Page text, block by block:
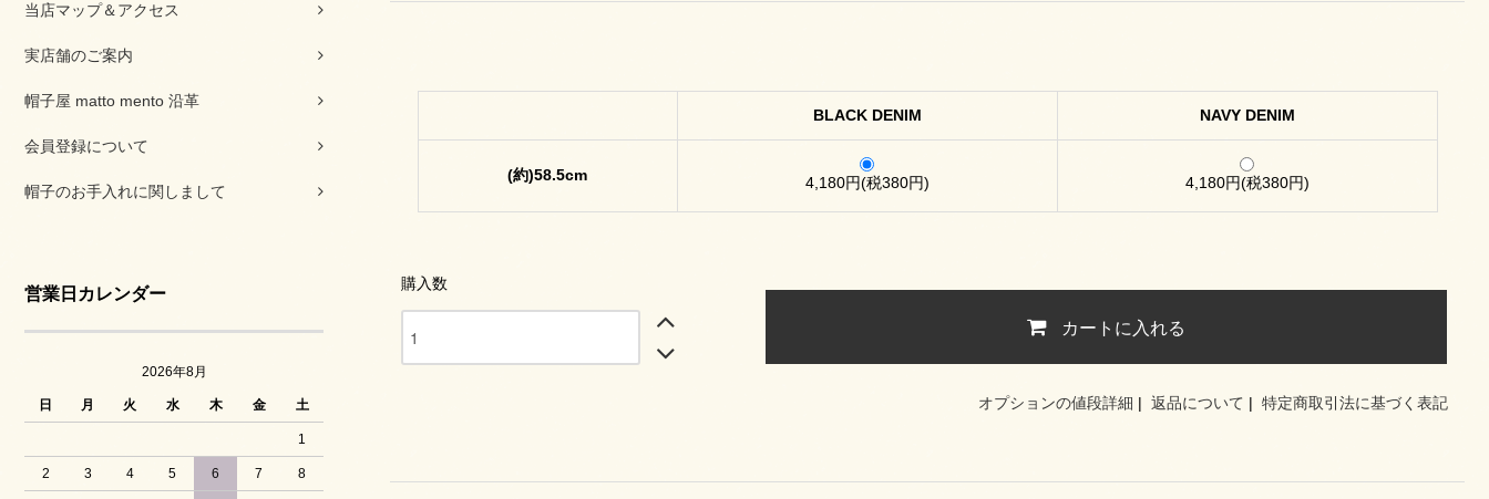
当店マップ＆アクセス
実店舗のご案内
帽子屋 matto mento 沿革
会員登録について
帽子のお手入れに関しまして
営業日カレンダー
2026年8月
日 月 火 水 木 金 土
1
2 3 4 5 6 7 8
BLACK DENIM NAVY DENIM
(約)58.5cm 4,180円(税380円) 4,180円(税380円)
購入数
カートに入れる
オプションの値段詳細 | 返品について | 特定商取引法に基づく表記